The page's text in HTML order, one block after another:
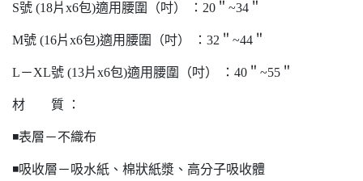
S號 (18片x6包)適用腰圍（吋） ：20＂~34＂
M號 (16片x6包)適用腰圍（吋） ：32＂~44＂
L－XL號 (13片x6包)適用腰圍（吋） ：40＂~55＂
材 質 ：
◾️表層－不織布
◾️吸收層－吸水紙、棉狀紙漿、高分子吸收體